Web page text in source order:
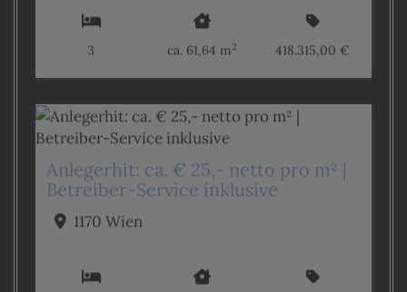
3 ca. 61,64 m 2 418.315,00 €
Anlegerhit: ca. € 25,- netto pro m² |
Betreiber-Service inklusive
1170 Wien